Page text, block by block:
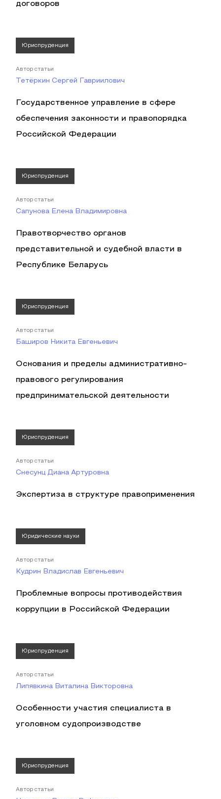
договоров
Юриспруденция
Автор статьи
Тетёркин Сергей Гавриилович
Государственное управление в сфере
обеспечения законности и правопорядка
Российской Федерации
Юриспруденция
Автор статьи
Сапунова Елена Владимировна
Правотворчество органов
представительной и судебной власти в
Республике Беларусь
Юриспруденция
Автор статьи
Баширов Никита Евгеньевич
Основания и пределы административно-
правового регулирования
предпринимательской деятельности
Юриспруденция
Автор статьи
Снесунц Диана Артуровна
Экспертиза в структуре правоприменения
Юридические науки
Автор статьи
Кудрин Владислав Евгеньевич
Проблемные вопросы противодействия
коррупции в Российской Федерации
Юриспруденция
Автор статьи
Липявкина Виталина Викторовна
Особенности участия специалиста в
уголовном судопроизводстве
Юриспруденция
Автор статьи